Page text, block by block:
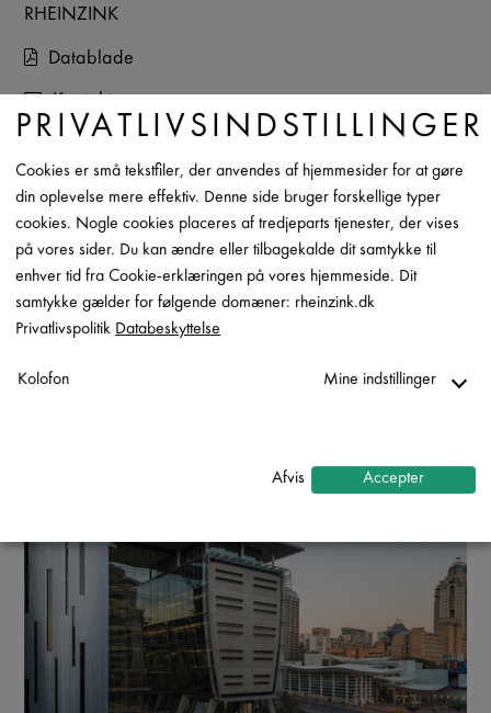
RHEINZINK
Datablade
Kontakt
PRIVATLIVSINDSTILLINGER
Cookies er små tekstfiler, der anvendes af hjemmesider for at gøre
din oplevelse mere effektiv. Denne side bruger forskellige typer
cookies. Nogle cookies placeres af tredjeparts tjenester, der vises
på vores sider. Du kan ændre eller tilbagekalde dit samtykke til
enhver tid fra Cookie-erklæringen på vores hjemmeside. Dit
samtykke gælder for følgende domæner: rheinzink.dk
Privatlivspolitik Databeskyttelse
Kolofon Mine indstillinger
Marketing
↓ 10 tjenester
Aktiver/deaktiver alle applikatione
Brug denne kontakt til at aktivere/deaktivere alle apps.
Afvis Accepter